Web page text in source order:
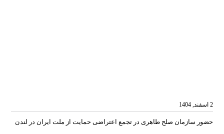
2 اسفند, 1404
حضور سازمان صلح طاهری در تجمع اعتراضی حمایت از ملت ایران در لندن